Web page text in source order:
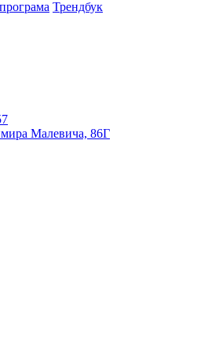
Трендбук
Малевича, 86Г